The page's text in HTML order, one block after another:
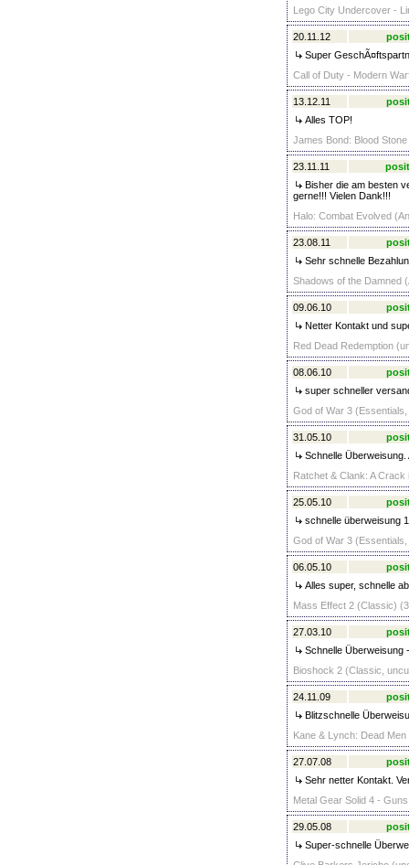
Lego City Undercover -
20.11.12
Super
Call of Duty - Modern
13.12.11
Alles TOP!
James Bond: Blood
23.11.11
Bisher die am besten
gerne!!! Vielen Dank!!!
Halo: Combat Evolved
23.08.11
Sehr schnelle
Shadows of the Damned
09.06.10
Netter Kontakt und
Red Dead Redemption
08.06.10
super schneller
God of War 3
31.05.10
Schnelle
Ratchet & Clank: A
25.05.10
schnelle überweisung
God of War 3
06.05.10
Alles super, schnelle
Mass Effect 2 (Classic)
27.03.10
Schnelle Überweisung
Bioshock 2 (Classic,
24.11.09
Blitzschnelle
Kane & Lynch: Dead
27.07.08
Sehr netter Kontakt.
Metal Gear Solid 4 -
29.05.08
Super-schnelle